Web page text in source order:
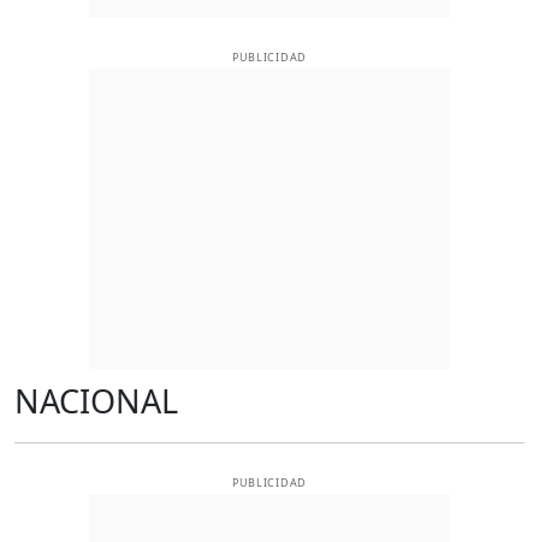
PUBLICIDAD
NACIONAL
PUBLICIDAD